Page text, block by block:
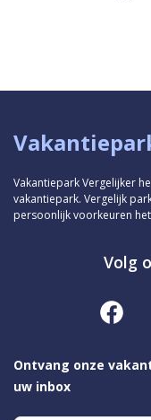
Vakantiepark Vergelijker
vakantiepark. Vergelijk
persoonlijk voorkeuren
Volg
Ontvang onze
uw inbox